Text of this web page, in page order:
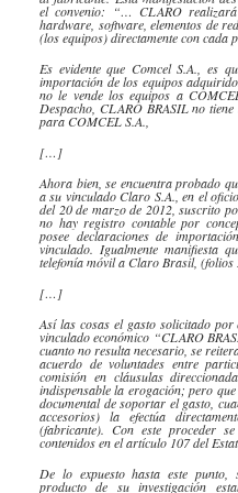
el convenio: “… CLARO
hardware, software, elementos de
(los equipos) directamente con cada
Es evidente que Comcel S.A., es
importación de los equipos
no le vende los equipos a
Despacho, CLARO BRASIL no
para COMCEL S.A.,
[…]
Ahora bien, se encuentra probado
a su vinculado Claro S.A., en el
del 20 de marzo de 2012, suscrito
no hay registro contable por
posee declaraciones de
vinculado. Igualmente manifiesta
telefonía móvil a Claro Brasil, (folios
[…]
Así las cosas el gasto solicitado
vinculado económico “CLARO
cuanto no resulta necesario, se
acuerdo de voluntades entre
comisión en cláusulas
indispensable la erogación; pero
documental de soportar el gasto,
accesorios) la efectúa
(fabricante). Con este proceder
contenidos en el artículo 107 del
De lo expuesto hasta este
producto de su investigación